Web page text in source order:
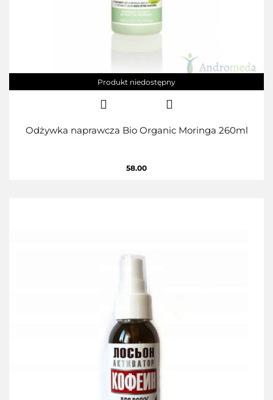
Produkt niedostępny
Odżywka naprawcza Bio Organic Moringa 260ml
58.00